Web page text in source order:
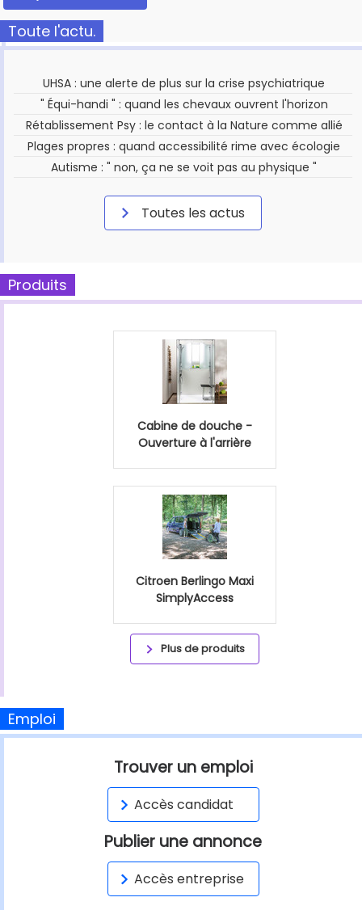
Toute l'actu.
UHSA : une alerte de plus sur la crise psychiatrique
" Équi-handi " : quand les chevaux ouvrent l'horizon
Rétablissement Psy : le contact à la Nature comme allié
Plages propres : quand accessibilité rime avec écologie
Autisme : " non, ça ne se voit pas au physique "
Toutes les actus
Produits
Cabine de douche -
Ouverture à l'arrière
Citroen Berlingo Maxi
SimplyAccess
Plus de produits
Emploi
Trouver un emploi
Accès candidat
Publier une annonce
Accès entreprise